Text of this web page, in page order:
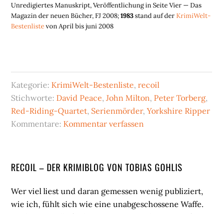
Unredigiertes Manuskript, Veröffentlichung in Seite Vier — Das
Magazin der neuen Bücher, FJ 2008;1983stand auf derKrimiWelt-
Bestenlistevon April bis juni 2008
Kategorie: KrimiWelt-Bestenliste,recoil
Stichworte: David Peace,John Milton, Peter Torberg,
Red-Riding-Quartet, Serienmörder,Yorkshire Ripper
Kommentare: Kommentar verfassen
Seitenspalte
RECOIL – DER KRIMIBLOG VON TOBIAS GOHLIS
Wer viel liest und daran gemessen wenig publiziert,
wie ich, fühlt sich wie eine unabgeschossene Waffe.